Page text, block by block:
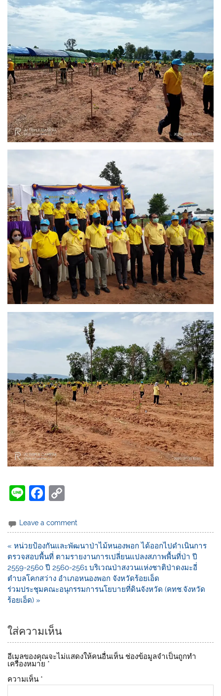
Li
e
F
c
e
b
o
o
p
y
Li
n
k
Leave a comment
« หน่วยป้องกันและพัฒนาป่าไม้หนองพอก ได้ออกไปดำเนินการ
ตรวจสอบพื้นที่ ตามรายงานการเปลี่ยนแปลงสภาพพื้นที่ป่า ปี
2559-2560 ปี 2560-2561 บริเวณป่าสงวนแห่งชาติป่าดงมะอี่
ตำบลโคกสว่าง อำเภอหนองพอก จังหวัดร้อยเอ็ด
ร่วมประชุมคณะอนุกรรมการนโยบายที่ดินจังหวัด (คทช.จังหวัด
ร้อยเอ็ด) »
ใส่ความเห็น
อีเมลของคุณจะไม่แสดงให้คนอื่นเห็น ช่องข้อมูลจำเป็นถูกทำ
เครื่องหมาย *
ความเห็น *